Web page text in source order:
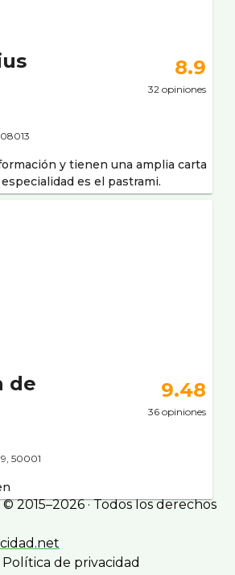
8.9
32 opiniones
y tienen una amplia carta
es el pastrami.
de
50001
9.48
36 opiniones
2015–2026 · Todos los derechos
Política de privacidad